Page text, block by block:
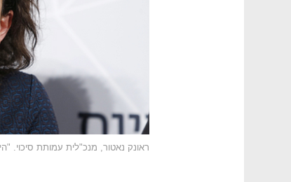
ראונק נאטור, מנכ"לית עמותת סיכוי.